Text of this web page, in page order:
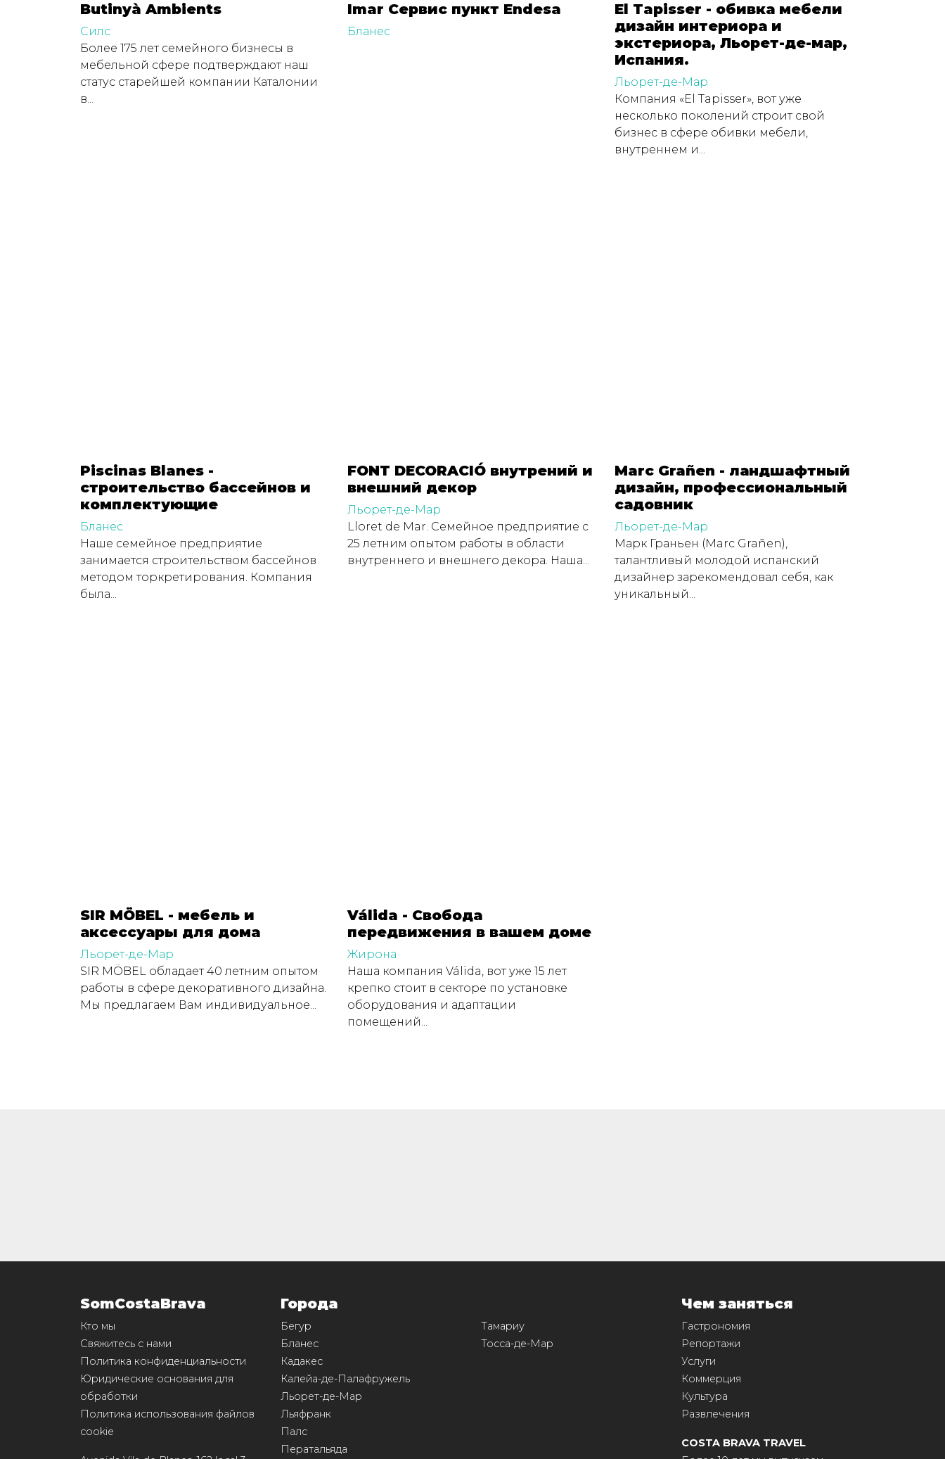
Butinyà Ambients
Силс
Более 175 лет семейного бизнесы в
мебельной сфере подтверждают наш
статус старейшей компании Каталонии
в...
Imar Сервис пункт Endesa
Бланес
El Tapisser - обивка мебели
дизайн интериора и
экстериора, Льорет-де-мар,
Испания.
Льорет-де-Мар
Компания «El Tapisser», вот уже
несколько поколений строит свой
бизнес в сфере обивки мебели,
внутреннем и...
Piscinas Blanes -
строительство бассейнов и
комплектующие
Бланес
Наше семейное предприятие
занимается строительством бассейнов
методом торкретирования. Компания
была...
FONT DECORACIÓ внутрений и
внешний декор
Льорет-де-Мар
Lloret de Mar. Семейное предприятие с
25 летним опытом работы в области
внутреннего и внешнего декора. Наша...
Marc Grañen - ландшафтный
дизайн, профессиональный
садовник
Льорет-де-Мар
Марк Граньен (Marc Grañen),
талантливый молодой испанский
дизайнер зарекомендовал себя, как
уникальный...
SIR MÖBEL - мебель и
аксессуары для дома
Льорет-де-Мар
SIR MÖBEL обладает 40 летним опытом
работы в сфере декоративного дизайна.
Мы предлагаем Вам индивидуальное...
Válida - Свобода
передвижения в вашем доме
Жирона
Наша компания Válida, вот уже 15 лет
крепко стоит в секторе по установке
оборудования и адаптации
помещений...
SomCostaBrava
Кто мы
Свяжитесь с нами
Политика конфиденциальности
Юридические основания для
обработки
Политика использования файлов
cookie
Города
Бегур
Бланес
Кадакес
Калейа-де-Палафружель
Льорет-де-Мар
Льяфранк
Палс
Ператальяда
Тамариу
Тосса-де-Мар
Чем заняться
Гастрономия
Репортажи
Услуги
Коммерция
Культура
Развлечения
COSTA BRAVA TRAVEL